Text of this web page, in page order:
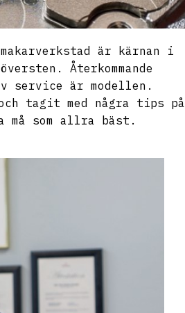
är kärnan i
Återkommande
service är modellen.
tagit med några tips på
som allra bäst.